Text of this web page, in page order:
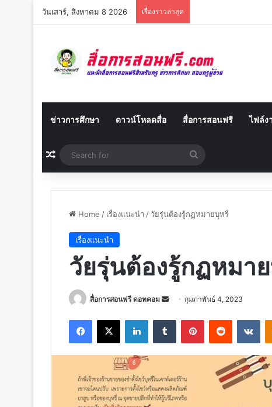
วันเสาร์, สิงหาคม 8 2026 เรื่องราวล่าสุด
ข่าวการศึกษา ดาวน์โหลดสื่อ สื่อการสอนฟรี ไฟล์ง
Random Article
for
Home / เรื่องแนะนำ / วัยรุ่นต้องรู้กฏหมายบุหรี่
เรื่องแนะนำ
วัยรุ่นต้องรู้กฏหมา
สื่อการสอนฟรี ดอทคอม
Send กุมภาพันธ์ 4, 2023
Facebook
X LinkedInTumblr PinterestReddit